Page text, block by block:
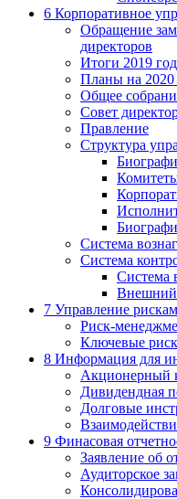
6 Корпоративное
Обращение
директоров
Итоги 2019
Планы на 2020
Общее
Совет
Правление
Структура
Система
Система
Система
Внешний
7 Управление
Риск-
Ключевые
8 Информация для
Акционерный
Дивидендная
Долговые
9 Финасовая
Заявление об
Аудиторское